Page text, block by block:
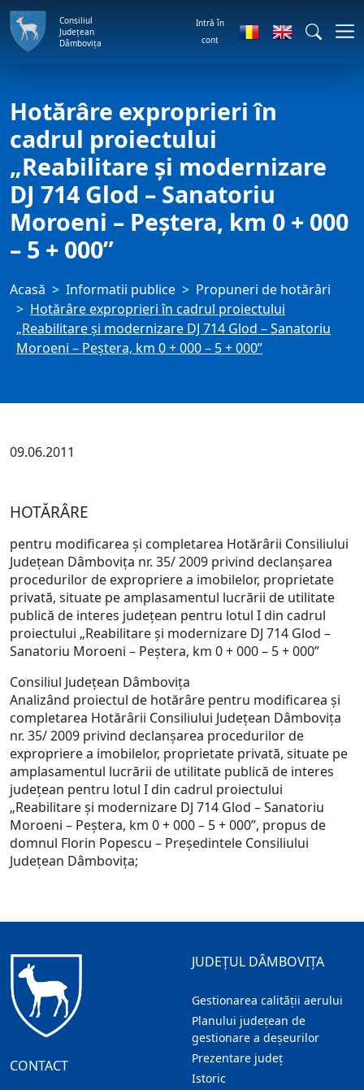
Consiliul
Județean
Dâmbovița
Intră în
cont
Hotărâre exproprieri în
cadrul proiectului
„Reabilitare şi modernizare
DJ 714 Glod – Sanatoriu
Moroeni – Peştera, km 0 + 000
– 5 + 000”
Acasă Informatii publice
Propuneri de hotărâri
Hotărâre exproprieri în cadrul proiectului
„Reabilitare şi modernizare DJ 714 Glod – Sanatoriu
Moroeni – Peştera, km 0 + 000 – 5 + 000”
09.06.2011
HOTĂRÂRE
pentru modificarea şi completarea Hotărârii Consiliului
Judeţean Dâmboviţa nr. 35/ 2009 privind declanşarea
procedurilor de expropriere a imobilelor, proprietate
privată, situate pe amplasamentul lucrării de utilitate
publică de interes judeţean pentru lotul I din cadrul
proiectului „Reabilitare şi modernizare DJ 714 Glod –
Sanatoriu Moroeni – Peştera, km 0 + 000 – 5 + 000”
Consiliul Judeţean Dâmboviţa
Analizând proiectul de hotărâre pentru modificarea şi
completarea Hotărârii Consiliului Judeţean Dâmboviţa
nr. 35/ 2009 privind declanşarea procedurilor de
expropriere a imobilelor, proprietate privată, situate pe
amplasamentul lucrării de utilitate publică de interes
judeţean pentru lotul I din cadrul proiectului
„Reabilitare şi modernizare DJ 714 Glod – Sanatoriu
Moroeni – Peştera, km 0 + 000 – 5 + 000”, propus de
domnul Florin Popescu – Preşedintele Consiliului
Judeţean Dâmboviţa;
CONTACT
JUDEȚUL DÂMBOVIȚA
Gestionarea calității aerului
Planului județean de
gestionare a deșeurilor
Prezentare judeţ
Istoric